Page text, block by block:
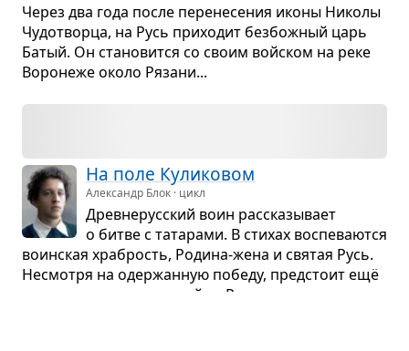
Через два года после пере­не­се­ния иконы Николы
Чудо­творца, на Русь при­хо­дит без­бож­ный царь
Батый. Он ста­но­вится со своим войском на реке
Воро­неже около Рязани...
На поле Кули­ко­вом
Александр Блок · цикл
Древ­не­рус­ский воин рас­ска­зы­вает
о битве с тата­рами. В сти­хах вос­пе­ва­ются
воин­ская хра­брость, Родина-жена и свя­тая Русь.
Несмотря на одер­жан­ную победу, пред­стоит ещё
много вели­ких сра­же­ний за Родину.